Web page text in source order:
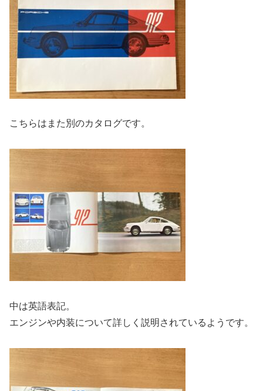
こちらはまた別のカタログです。
中は英語表記。
エンジンや内装について詳しく説明されているようです。